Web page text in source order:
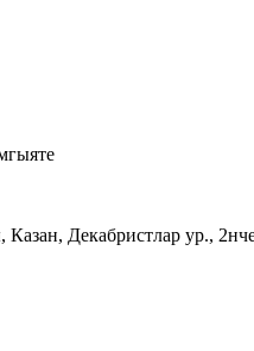
Декабристлар ур.,